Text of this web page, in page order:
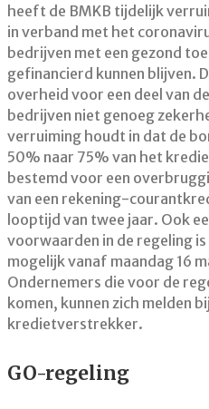
heeft de BMKB tijdelijk
in verband met het
bedrijven met een gezond
gefinancierd kunnen blijven.
overheid voor een deel van
bedrijven niet genoeg
verruiming houdt in dat de
50% naar 75% van het
bestemd voor een
van een rekening-
looptijd van twee jaar. Ook
voorwaarden in de regeling
mogelijk vanaf maandag 16
Ondernemers die voor de
komen, kunnen zich melden
kredietverstrekker.
GO-regeling